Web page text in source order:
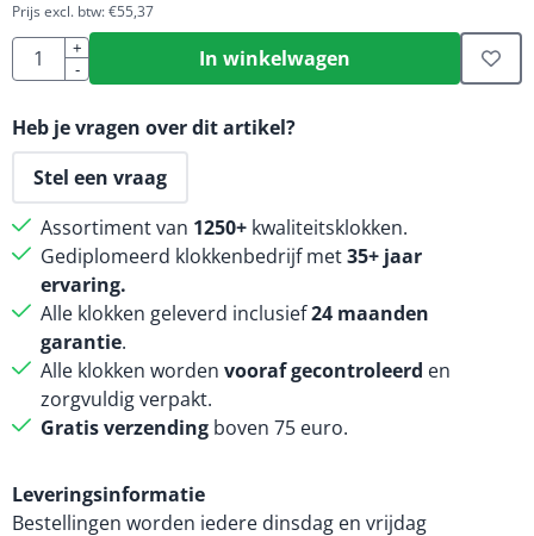
Prijs excl. btw:€55,37
Aantal
+
-
In winkelwagen
Heb je vragen over dit artikel?
Stel een vraag
Assortiment van 1250+ kwaliteitsklokken.
Gediplomeerd klokkenbedrijf met35+ jaar
ervaring.
Alle klokken geleverd inclusief24 maanden
garantie.
Alle klokken worden vooraf gecontroleerd en
zorgvuldig verpakt.
Gratis verzending boven 75 euro.
Leveringsinformatie
Bestellingen worden iedere dinsdag en vrijdag